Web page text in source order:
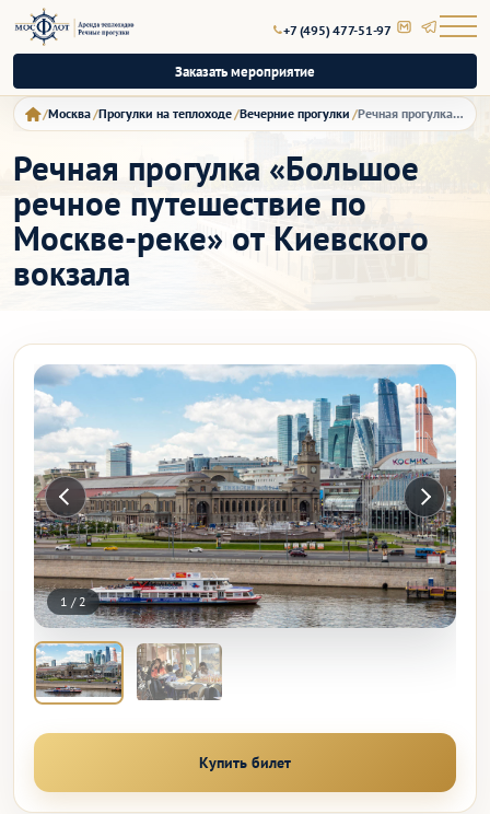
+7 (495) 477-51-97
Заказать мероприятие
Москва Прогулки на теплоходе Вечерние прогулки Речная прогулка «Большое речное путешествие по Москве-реке» от Киевского вокзала
Речная прогулка «Большое
речное путешествие по
Москве-реке» от Киевского
вокзала
1 /2
Купить билет